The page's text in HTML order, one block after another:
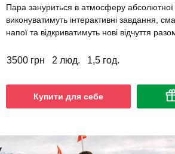
Пара зануриться в атмосферу абсолютної
виконуватимуть інтерактивні завдання,
напої та відкриватимуть нові відчуття
3500 грн 2 люд. 1,5 год.
Купити для себе